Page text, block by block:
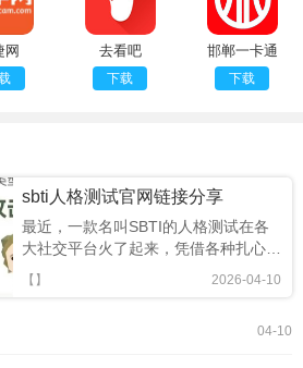
网 去看吧
下载
邯郸一卡通
下载
sbti人格测试官网链接分享
最近，一款名叫SBTI的人格测试在各
大社交平台火了起来，凭借各种扎心又
搞笑的精神状态标签，迅速成为年轻人
的新型社交暗号。很多人跟风玩梗，却
么。今天就为大家整理出 SBTI 在线测
2026-04-10
【】
04-10